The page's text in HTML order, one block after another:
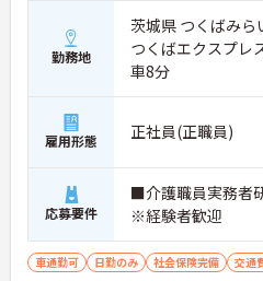
勤務地
茨城県 つくばみ
つくばエクスプレ
車8分
雇用形態 正社員(正職員)
応募要件
■介護職員実務者
※経験者歓迎
車通勤可 日勤のみ 社会保険完備 交通